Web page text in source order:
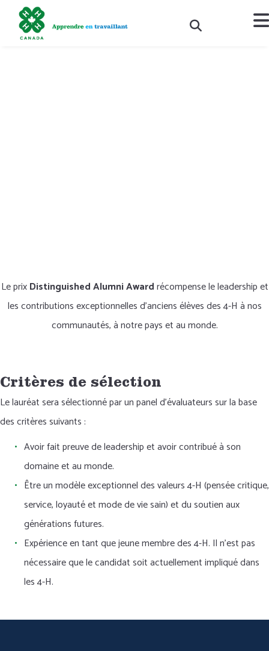
Le prixDistinguished Alumni Awardrécompense le leadership et
les contributions exceptionnelles d'anciens élèves des 4-H à nos
communautés, à notre pays et au monde.
Critères de sélection
Le lauréat sera sélectionné par un panel d'évaluateurs sur la base
des critères suivants :
Avoir fait preuve de leadership et avoir contribué à son
domaine et au monde.
Être un modèle exceptionnel des valeurs 4-H (pensée critique,
service, loyauté et mode de vie sain) et du soutien aux
générations futures.
Expérience en tant que jeune membre des 4-H. Il n'est pas
nécessaire que le candidat soit actuellement impliqué dans
les 4-H.